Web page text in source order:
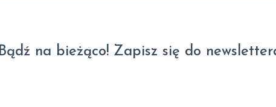
Bądź na bieżąco! Zapisz się do